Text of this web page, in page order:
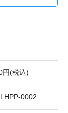
円(税込)
0002